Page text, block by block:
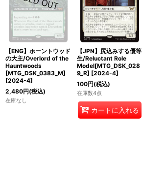
【ENG】ホーントウッド
の大主/Overlord of the
Hauntwoods
[MTG_DSK_0383_M]
[2024-4]
2,480円(税込)
在庫なし
【JPN】尻込みする優等
生/Reluctant Role
Model[MTG_DSK_028
9_R] [2024-4]
100円(税込)
在庫数4点
カートに入れる